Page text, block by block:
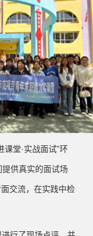
课堂·实战面试”环
供真实的面试场
交流，在实践中检